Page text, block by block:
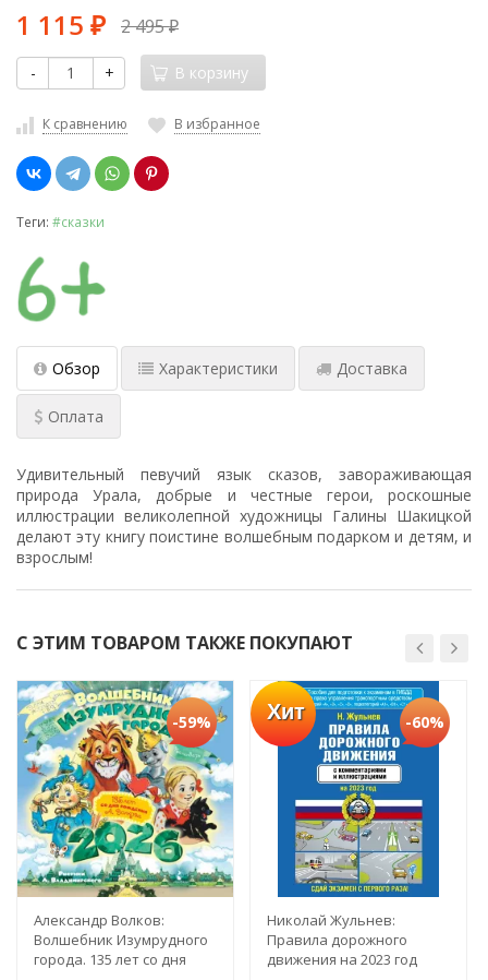
1 115 ₽ 2 495₽
- + В корзину
К сравнению В избранное
Теги: #сказки
Обзор Характеристики Доставка
Оплата
Удивительный певучий язык сказов, завораживающая
природа Урала, добрые и честные герои, роскошные
иллюстрации великолепной художницы Галины Шакицкой
делают эту книгу поистине волшебным подарком и детям, и
взрослым!
С ЭТИМ ТОВАРОМ ТАКЖЕ ПОКУПАЮТ
-59%
Александр Волков:
Волшебник Изумрудного
города. 135 лет со дня
Хит -60%
Николай Жульнев:
Правила дорожного
движения на 2023 год